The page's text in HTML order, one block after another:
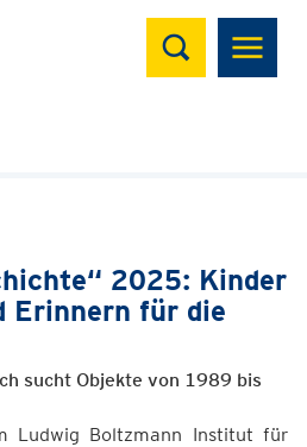
Suchen
2025: Kinder
Erinnern für die
sucht Objekte von 1989 bis
Ludwig Boltzmann Institut für